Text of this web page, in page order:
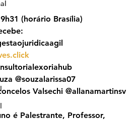
(horário Brasília)
@souzalarissa07
Valsechi @allanamartinsv
é Palestrante, Professor,